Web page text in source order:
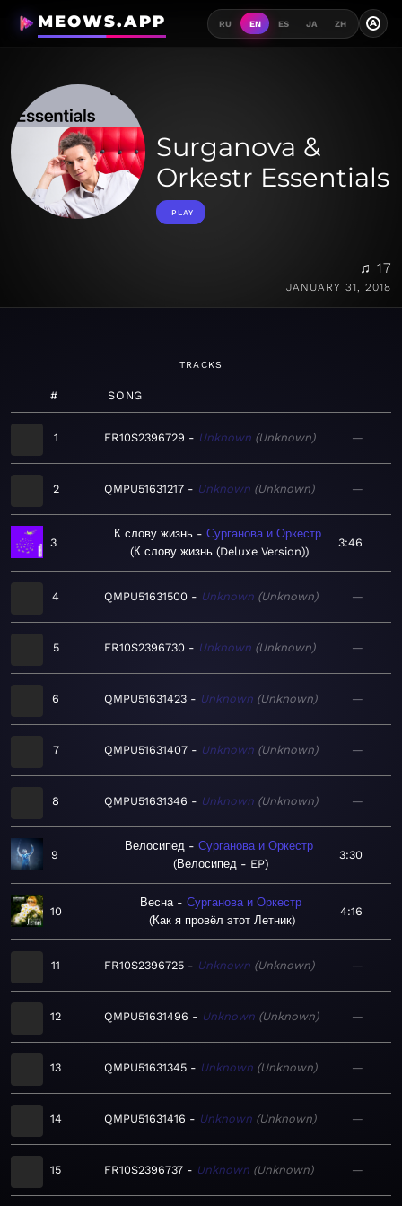
MEOWS.APP RU EN ES JA ZH A
Surganova &
Orkestr Essentials
PLAY
♫ 17
JANUARY 31, 2018
TRACKS
# SONG
1 FR10S2396729 Unknown Unknown —
2 QMPU51631217 Unknown Unknown —
3
К слову жизнь
Сурганова и Оркестр
К слову жизнь (Deluxe Version)
3:46
4 QMPU51631500 Unknown Unknown —
5 FR10S2396730 Unknown Unknown —
6 QMPU51631423 Unknown Unknown —
7 QMPU51631407 Unknown Unknown —
8 QMPU51631346 Unknown Unknown —
9
Велосипед
Сурганова и Оркестр
Велосипед - EP
3:30
10
Весна
Сурганова и Оркестр
Как я провёл этот Летник
4:16
11 FR10S2396725 Unknown Unknown —
12 QMPU51631496 Unknown Unknown —
13 QMPU51631345 Unknown Unknown —
14 QMPU51631416 Unknown Unknown —
15 FR10S2396737 Unknown Unknown —